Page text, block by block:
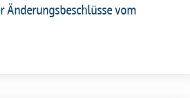
Änderungsbeschlüsse vom